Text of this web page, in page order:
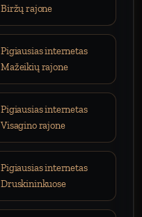
Biržų rajone
Pigiausias internetas
Mažeikių rajone
Pigiausias internetas
Visagino rajone
Pigiausias internetas
Druskininkuose